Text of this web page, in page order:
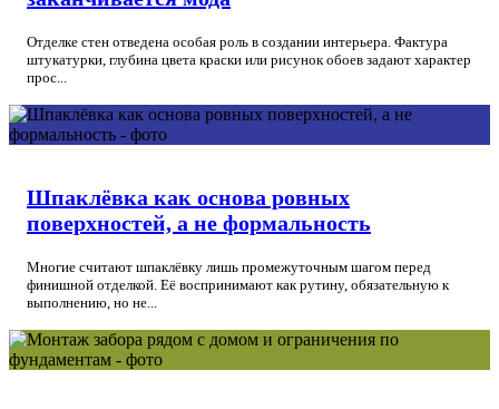
Отделке стен отведена особая роль в создании интерьера. Фактура
штукатурки, глубина цвета краски или рисунок обоев задают характер
прос...
Шпаклёвка как основа ровных
поверхностей, а не формальность
Многие считают шпаклёвку лишь промежуточным шагом перед
финишной отделкой. Её воспринимают как рутину, обязательную к
выполнению, но не...